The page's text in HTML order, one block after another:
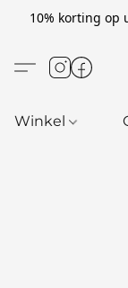
10% korting op
Winkel